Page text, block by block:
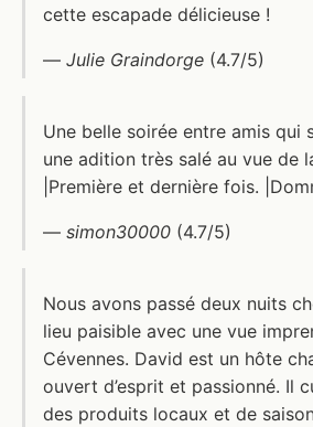
cette escapade délicieuse !
— Julie Graindorge (4.7/5)
Une belle soirée entre amis qui
une adition très salé au vue de
|Première et dernière fois.
— simon30000 (4.7/5)
Nous avons passé deux nuits
lieu paisible avec une vue
Cévennes. David est un hôte
ouvert d’esprit et passionné. Il
des produits locaux et de